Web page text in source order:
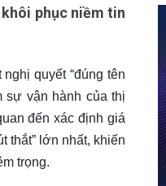
phục niềm tin
quyết “đúng tên
sự vận hành của thị
đến xác định giá
thắt” lớn nhất, khiến
trọng.